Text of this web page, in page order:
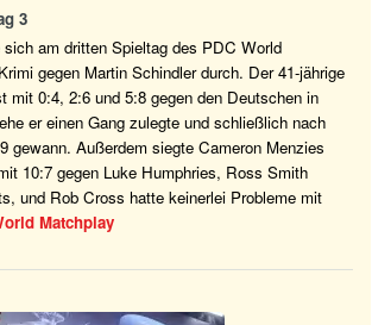
3
am dritten Spieltag des PDC World
gegen Martin Schindler durch. Der 41-jährige
mit 0:4, 2:6 und 5:8 gegen den Deutschen in
er einen Gang zulegte und schließlich nach
gewann. Außerdem siegte Cameron Menzies
10:7 gegen Luke Humphries, Ross Smith
und Rob Cross hatte keinerlei Probleme mit
Matchplay